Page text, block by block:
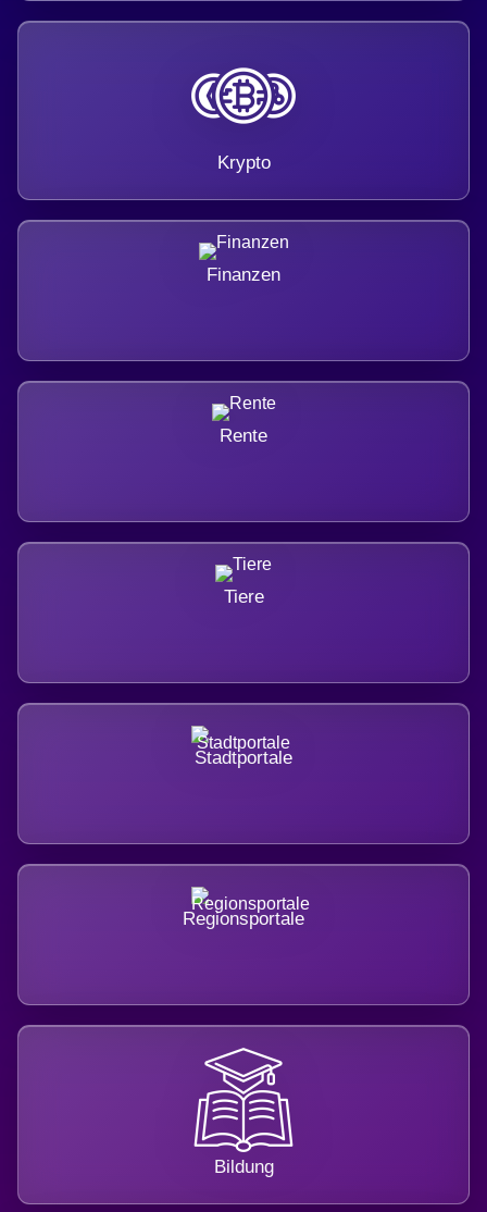
Krypto
Finanzen
Rente
Tiere
Stadtportale
Regionsportale
Bildung